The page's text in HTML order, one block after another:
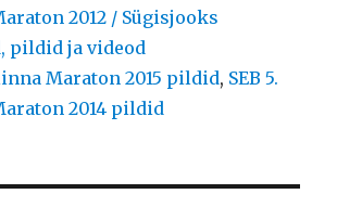
2012 / Sügisjooks
pildid ja videod
Maraton 2015 pildid, SEB 5.
2014 pildid